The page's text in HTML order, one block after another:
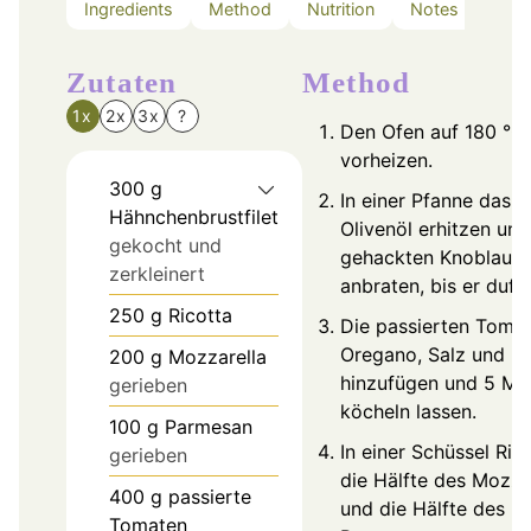
Ingredients Method Nutrition Notes
Zutaten
1x 2x 3x ?
300 g
Hähnchenbrustfilet
gekocht und
zerkleinert
250 g Ricotta
200 g Mozzarella
gerieben
100 g Parmesan
gerieben
400 g passierte
Tomaten
Method
Den Ofen auf 180 °C
vorheizen.
In einer Pfanne das
Olivenöl erhitzen
gehackten
anbraten, bis er
Die passierten
Oregano, Salz und
hinzufügen und 5
köcheln lassen.
In einer Schüssel
die Hälfte des
und die Hälfte des